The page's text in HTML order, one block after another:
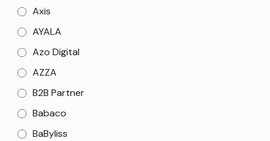
Axis
AYALA
Azo Digital
AZZA
B2B Partner
Babaco
BaByliss